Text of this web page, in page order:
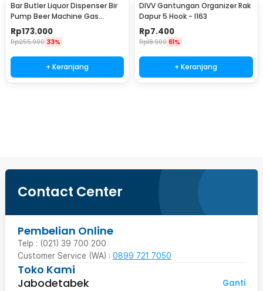
Bar Butler Liquor Dispenser Bir
Pump Beer Machine Gas
Station 900ml - P-36
Rp173.000
Rp255.900 33%
+ Keranjang
DIVV Gantungan Organizer Rak
Dapur 5 Hook - I163
Rp7.400
Rp18.900 61%
+ Keranjang
Contact Center
Pembelian Online
Telp : (021) 39 700 200
Customer Service (WA) : 0899 721 7050
Toko Kami
Jabodetabek
Ganti